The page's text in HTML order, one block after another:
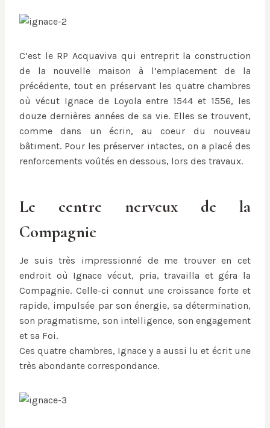
C’est le RP Acquaviva qui entreprit la construction
de la nouvelle maison à l’emplacement de la
précédente, tout en préservant les quatre chambres
où vécut Ignace de Loyola entre 1544 et 1556, les
douze dernières années de sa vie. Elles se trouvent,
comme dans un écrin, au coeur du nouveau
bâtiment. Pour les préserver intactes, on a placé des
renforcements voûtés en dessous, lors des travaux.
Le centre nerveux de la
Compagnie
Je suis très impressionné de me trouver en cet
endroit où Ignace vécut, pria, travailla et géra la
Compagnie. Celle-ci connut une croissance forte et
rapide, impulsée par son énergie, sa détermination,
son pragmatisme, son intelligence, son engagement
et sa Foi.
Ces quatre chambres, Ignace y a aussi lu et écrit une
très abondante correspondance.